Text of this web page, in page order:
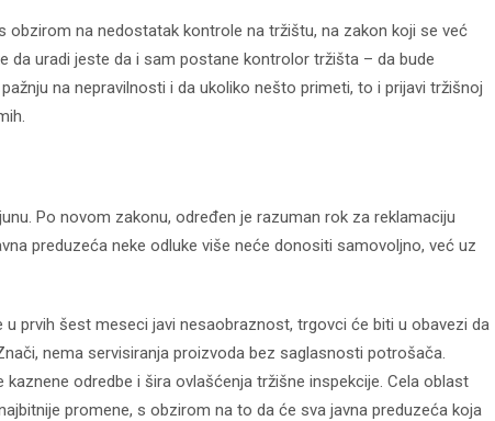
na nedostatak kontrole na tržištu, na zakon koji se već
da uradi jeste da i sam postane kontrolor tržišta – da bude
na nepravilnosti i da ukoliko nešto primeti, to i prijavi tržišnoj
Po novom zakonu, određen je razuman rok za reklamaciju
preduzeća neke odluke više neće donositi samovoljno, već uz
prvih šest meseci javi nesaobraznost, trgovci će biti u obavezi da
nema servisiranja proizvoda bez saglasnosti potrošača.
odredbe i šira ovlašćenja tržišne inspekcije. Cela oblast
promene, s obzirom na to da će sva javna preduzeća koja
2018
2019